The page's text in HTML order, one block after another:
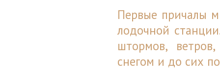
Первые причалы
лодочной
штормов,
снегом и до сих